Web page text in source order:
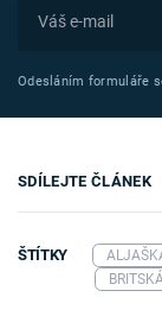
Odesláním formuláře
SDÍLEJTE ČLÁNEK
ŠTÍTKY